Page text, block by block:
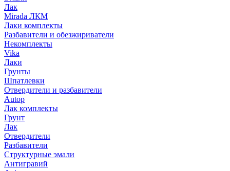
Лак
Mirada ЛКМ
Лаки комплекты
Разбавители и обезжириватели
Некомплекты
Vika
Лаки
Грунты
Шпатлевки
Отвердители и разбавители
Autop
Лак комплекты
Грунт
Лак
Отвердители
Разбавители
Структурные эмали
Антигравий